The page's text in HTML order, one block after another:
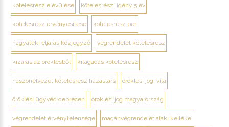
kötelesrész elévülése kötelesrészi igény 5 év
kötelesrész érvényesítése kötelesrész per
hagyatéki eljárás közjegyző végrendelet kötelesrész
kizárás az öröklésből kitagadás kötelesrész
haszonélvezet kötelesrész házastárs öröklési jogi vita
öröklési ügyvéd debrecen öröklési jog magyarország
végrendelet érvénytelensége magánvégrendelet alaki kellékei